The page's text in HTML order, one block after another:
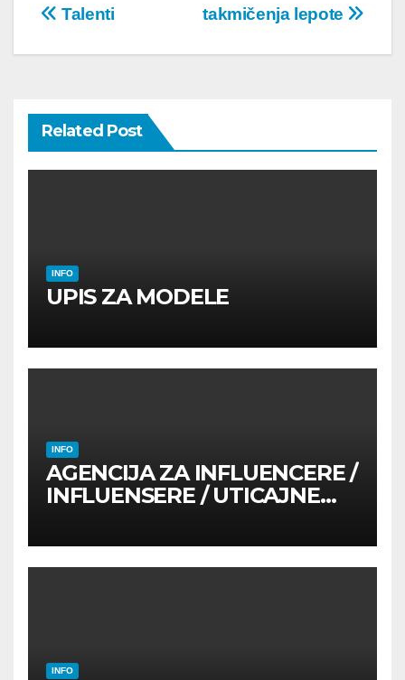
Post
navigation
takmičenja lepote
Talenti
Related Post
INFO
UPIS ZA MODELE
INFO
AGENCIJA ZA INFLUENCERE /
INFLUENSERE / UTICAJNE
INFO